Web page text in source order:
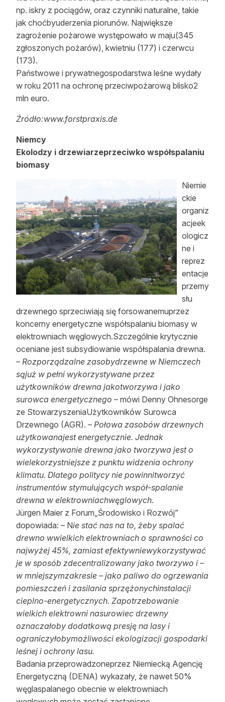
np. iskry z pociągów, oraz czynniki naturalne, takie
jak choćbyuderzenia piorunów. Największe
zagrożenie pożarowe występowało w maju(345
zgłoszonych pożarów), kwietniu (177) i czerwcu
(173).
Państwowe i prywatnegospodarstwa leśne wydały
w roku 2011 na ochronę przeciwpożarową blisko2
mln euro.
Źródło:www.forstpraxis.de
Niemcy
Ekolodzy i drzewiarzeprzeciwko współspalaniu
biomasy
Niemie
ckie
organiz
acjeek
ologicz
ne i
reprez
entacje
przemy
słu
drzewnego sprzeciwiają się forsowanemuprzez
koncerny energetyczne współspalaniu biomasy w
elektrowniach węglowych.Szczególnie krytycznie
oceniane jest subsydiowanie współspalania drewna.
– Rozporządzalne zasobydrzewne w Niemczech
sąjuż w pełni wykorzystywane przez
użytkowników drewna jakotworzywa i jako
surowca energetycznego – mówi Denny Ohnesorge
ze StowarzyszeniaUżytkowników Surowca
Drzewnego (AGR). – Połowa zasobów drzewnych
użytkowanajest energetycznie. Jednak
wykorzystywanie drewna jako tworzywa jest o
wielekorzystniejsze z punktu widzenia ochrony
klimatu. Dlatego politycy nie powinnitworzyć
instrumentów stymulujących współ-spalanie
drewna w elektrowniachwęglowych.
Jürgen Maier z Forum„Środowisko i Rozwój”
dopowiada: – Nie stać nas na to, żeby spalać
drewno wwielkich elektrowniach o sprawności co
najwyżej 45%, zamiast efektywniewykorzystywać
je w sposób zdecentralizowany jako tworzywo i –
w mniejszymzakresie – jako paliwo do ogrzewania
pomieszczeń i zasilania sprzężonychinstalacji
cieplno-energetycznych. Zapotrzebowanie
wielkich elektrowni nasurowiec drzewny
oznaczałoby dodatkową presję na lasy i
ograniczyłobymożliwości ekologizacji gospodarki
leśnej i ochrony lasu.
Badania przeprowadzoneprzez Niemiecką Agencję
Energetyczną (DENA) wykazały, że nawet 50%
węglaspalanego obecnie w elektrowniach